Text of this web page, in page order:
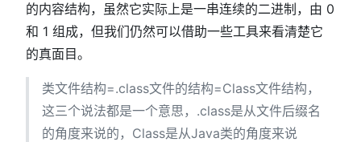
的内容结构，虽然它实际上是一串连续的二进制，由 0
和 1 组成，但我们仍然可以借助一些工具来看清楚它
的真面目。
类文件结构=.class文件的结构=Class文件结构，
这三个说法都是一个意思，.class是从文件后缀名
的角度来说的，Class是从Java类的角度来说